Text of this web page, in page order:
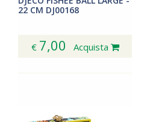
22 CM DJ00168
€ 7,00 Acquista